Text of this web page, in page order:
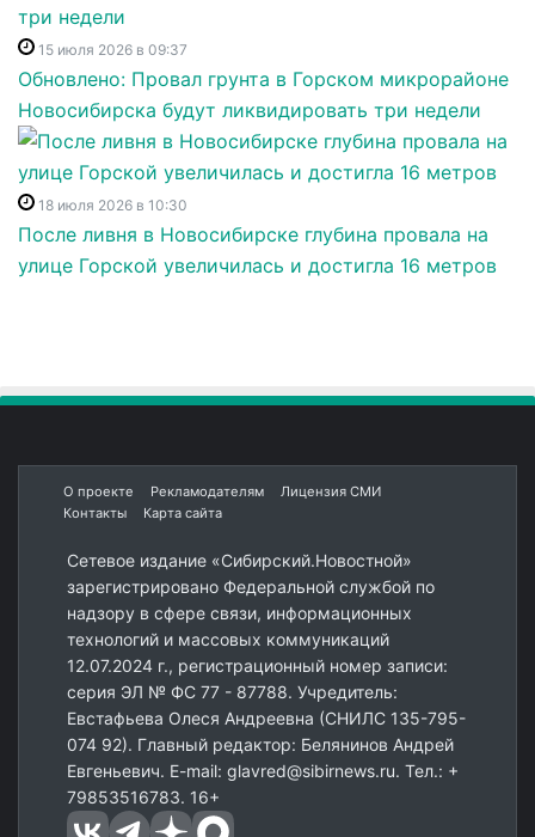
15 июля 2026 в 09:37
Обновлено: Провал грунта в Горском микрорайоне
Новосибирска будут ликвидировать три недели
18 июля 2026 в 10:30
После ливня в Новосибирске глубина провала на
улице Горской увеличилась и достигла 16 метров
О проекте Рекламодателям
Лицензия СМИ
Контакты
Карта сайта
Сетевое издание «Сибирский.Новостной»
зарегистрировано Федеральной службой по
надзору в сфере связи, информационных
технологий и массовых коммуникаций
12.07.2024 г., регистрационный номер записи:
серия ЭЛ № ФС 77 - 87788. Учредитель:
Евстафьева Олеся Андреевна (СНИЛС 135-795-
074 92). Главный редактор: Белянинов Андрей
Евгеньевич. E-mail: glavred@sibirnews.ru. Тел.: +
79853516783. 16+